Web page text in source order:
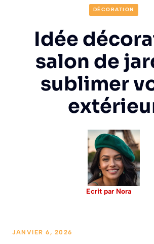
DÉCORATION
Idée
salon de
sublimer
Ecrit par Nora
JANVIER 6, 2026